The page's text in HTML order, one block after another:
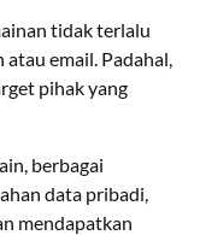
tidak terlalu
email. Padahal,
pihak yang
berbagai
data pribadi,
mendapatkan